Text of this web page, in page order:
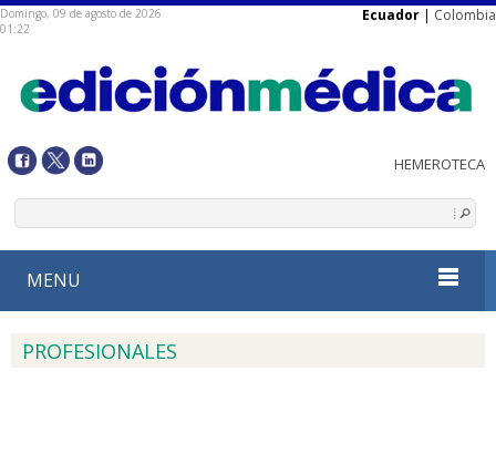
Domingo, 09 de agosto de 2026
01:22
Ecuador | Colombia
MENU
PROFESIONALES